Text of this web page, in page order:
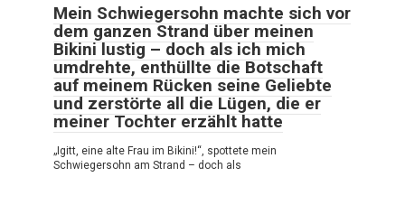
Mein Schwiegersohn machte sich vor
dem ganzen Strand über meinen
Bikini lustig – doch als ich mich
umdrehte, enthüllte die Botschaft
auf meinem Rücken seine Geliebte
und zerstörte all die Lügen, die er
meiner Tochter erzählt hatte
„Igitt, eine alte Frau im Bikini!“, spottete mein
Schwiegersohn am Strand – doch als